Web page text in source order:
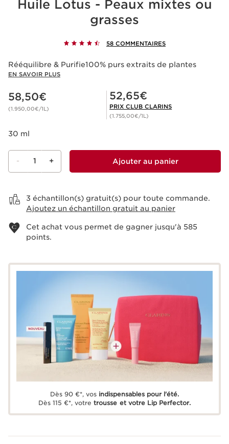
Huile Lotus - Peaux mixtes ou
grasses
58 COMMENTAIRES
Rééquilibre & Purifie100% purs extraits de plantes
EN SAVOIR PLUS
Nouveau prix 58,50€
58,50€
(1.950,00€/1L)
Prix Club Clarins 52,65€
52,65€
PRIX CLUB CLARINS
(1.755,00€/1L)
30 ml
- 1 + Ajouter au panier
3 échantillon(s) gratuit(s) pour toute commande.
Ajoutez un échantillon gratuit au panier
Cet achat vous permet de gagner jusqu'à 585
points.
Dès 90 €*, vos indispensables pour l'été.
Dès 115 €*, votre trousse et votre Lip Perfector.